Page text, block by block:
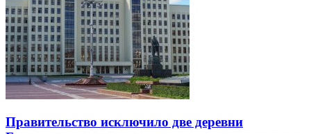
Правительство исключило две деревни